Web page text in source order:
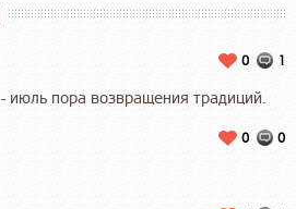
1
0
июль пора возвращения традиций.
0
0